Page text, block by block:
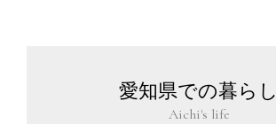
愛知県での暮らし
Aichi's life